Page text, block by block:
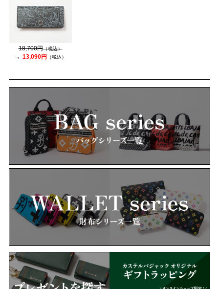
18,700円（税込）
13,090円 （税込）